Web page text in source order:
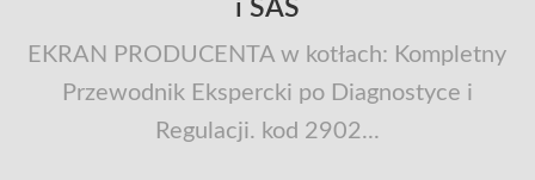
i SAS
EKRAN PRODUCENTA w kotłach: Kompletny
Przewodnik Ekspercki po Diagnostyce i
Regulacji. kod 2902...